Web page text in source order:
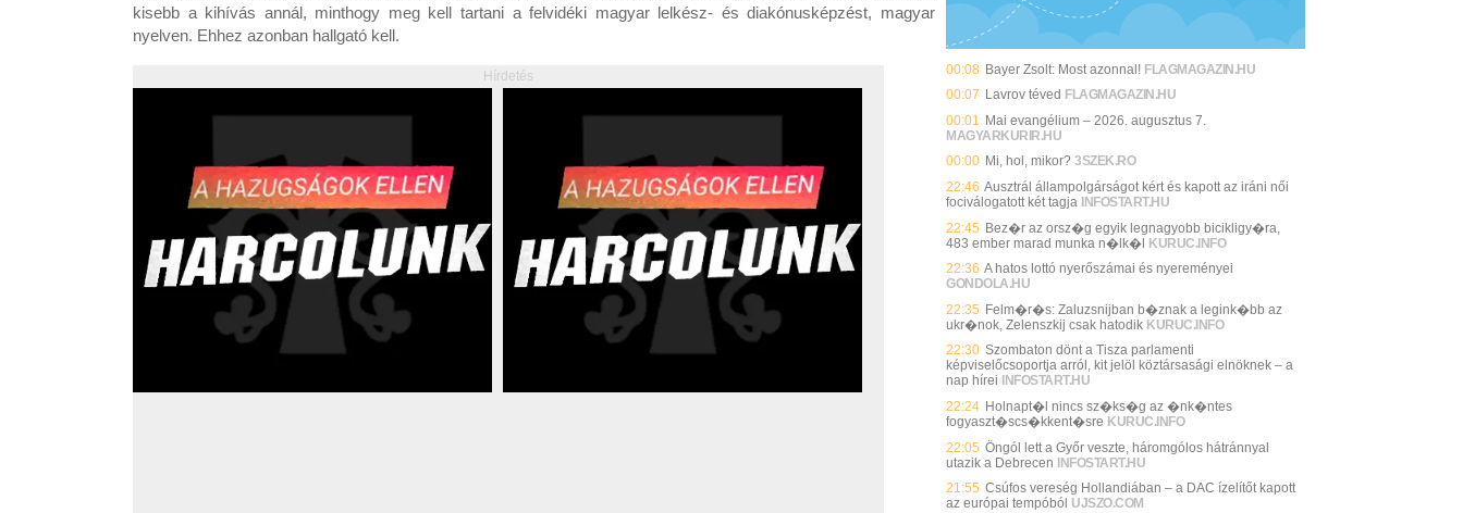
kisebb a kihívás annál, minthogy meg kell tartani a felvidéki magyar lelkész- és diakónusképzést, magyar
nyelven. Ehhez azonban hallgató kell.
Hírdetés 00:08 Bayer Zsolt: Most azonnal! FLAGMAGAZIN.HU
00:07 Lavrov téved FLAGMAGAZIN.HU
00:01
Mai evangélium – 2026. augusztus 7.
MAGYARKURIR.HU
00:00 Mi, hol, mikor? 3SZEK.RO
22:46 Ausztrál állampolgárságot kért és kapott az iráni női
fociválogatott két tagja INFOSTART.HU
22:45 Bez�r az orsz�g egyik legnagyobb bicikligy�ra,
483 ember marad munka n�lk�l KURUC.INFO
22:36 A hatos lottó nyerőszámai és nyereményei
GONDOLA.HU
22:35 Felm�r�s: Zaluzsnijban b�znak a legink�bb az
ukr�nok, Zelenszkij csak hatodik KURUC.INFO
22:30 Szombaton dönt a Tisza parlamenti
képviselőcsoportja arról, kit jelöl köztársasági elnöknek – a
nap hírei
INFOSTART.HU
22:24 Holnapt�l nincs sz�ks�g az �nk�ntes
fogyaszt�scs�kkent�sre KURUC.INFO
22:05 Öngól lett a Győr veszte, háromgólos hátránnyal
utazik a Debrecen INFOSTART.HU
21:55 Csúfos vereség Hollandiában – a DAC ízelítőt kapott
az európai tempóból UJSZO.COM